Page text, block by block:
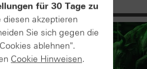
für 30 Tage zu
akzeptieren
Sie sich gegen die
ablehnen".
Cookie Hinweisen.